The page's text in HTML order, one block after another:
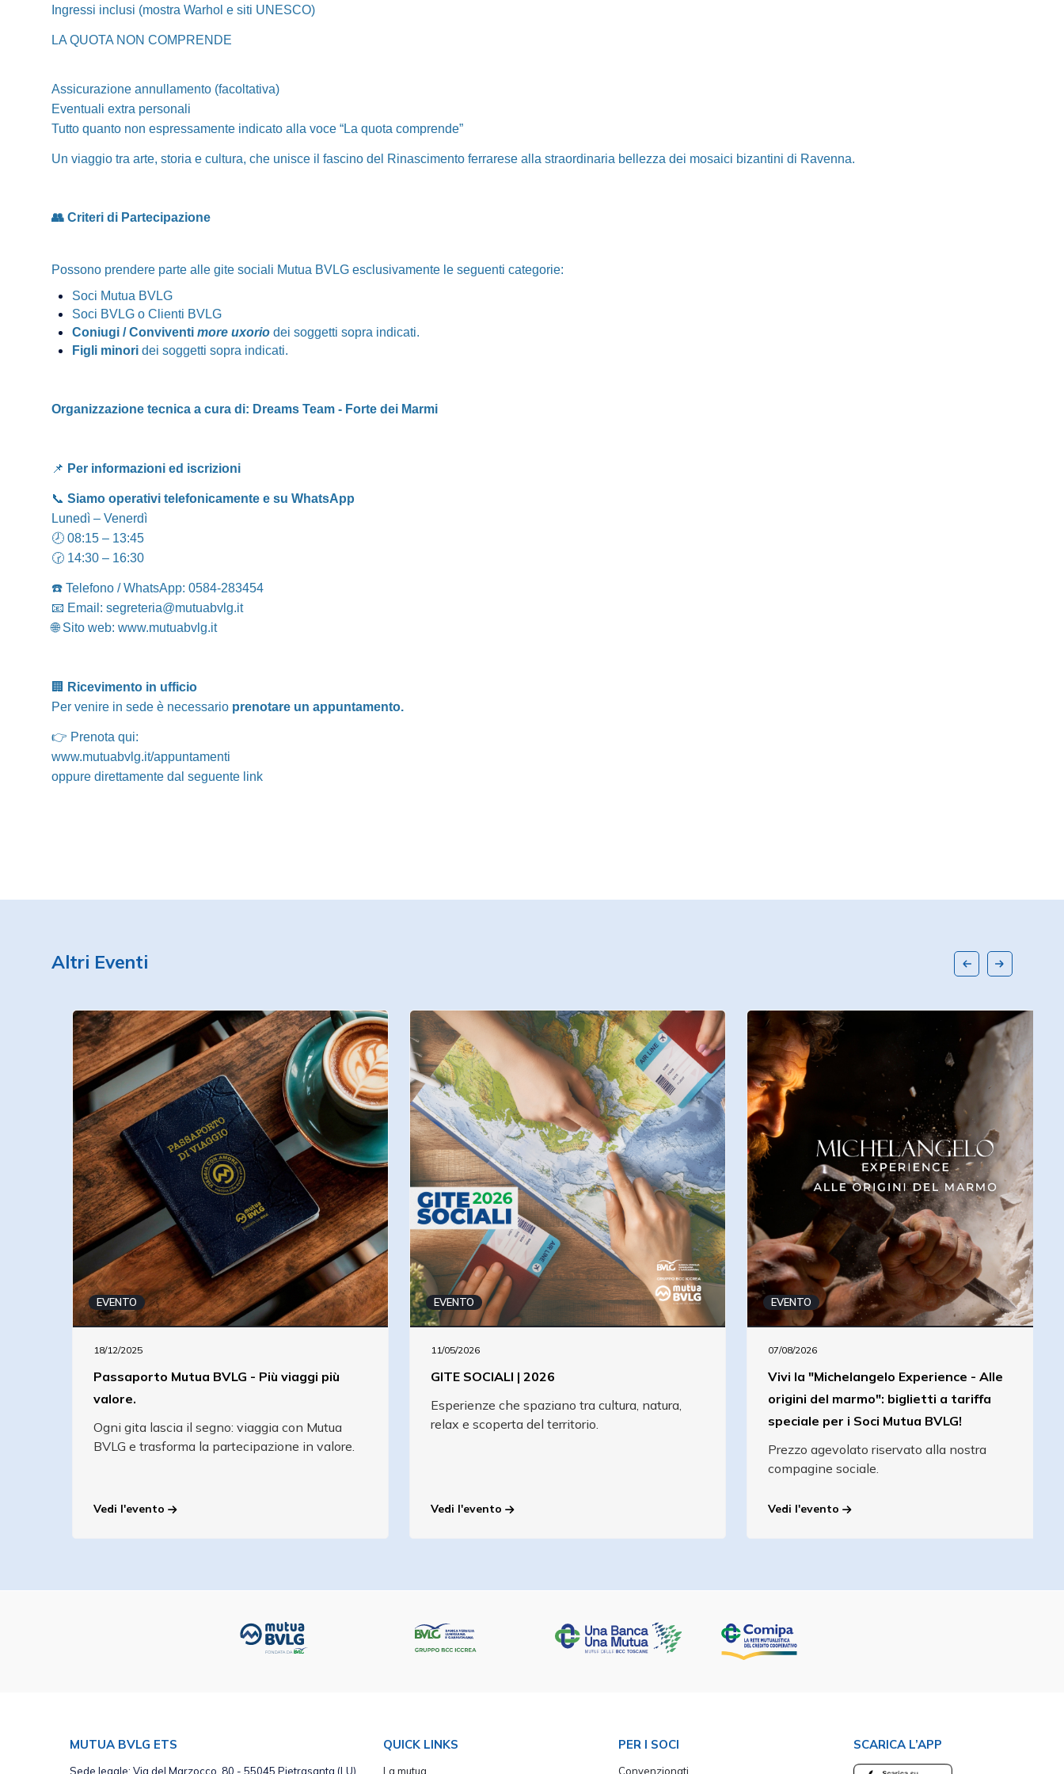
Ingressi inclusi (mostra Warhol e siti UNESCO)
LA QUOTA NON COMPRENDE
Assicurazione annullamento (facoltativa)
Eventuali extra personali
Tutto quanto non espressamente indicato alla voce “La quota comprende”
Un viaggio tra arte, storia e cultura, che unisce il fascino del Rinascimento ferrarese alla straordinaria bellezza dei mosaici bizantini di Ravenna.
👥 Criteri di Partecipazione
Possono prendere parte alle gite sociali Mutua BVLG esclusivamente le seguenti categorie:
Soci Mutua BVLG
Soci BVLG o Clienti BVLG
Coniugi / Conviventi more uxorio dei soggetti sopra indicati.
Figli minori dei soggetti sopra indicati.
Organizzazione tecnica a cura di: Dreams Team - Forte dei Marmi
📌 Per informazioni ed iscrizioni
📞 Siamo operativi telefonicamente e su WhatsApp
Lunedì – Venerdì
🕗 08:15 – 13:45
🕝 14:30 – 16:30
☎️ Telefono / WhatsApp: 0584-283454
📧 Email: segreteria@mutuabvlg.it
🌐 Sito web: www.mutuabvlg.it
🏢
Ricevimento in ufficio
Per venire in sede è necessario prenotare un appuntamento.
👉 Prenota qui:
www.mutuabvlg.it/appuntamenti
oppure direttamente dal seguente link
Altri Eventi
EVENTO
18/12/2025
Passaporto Mutua BVLG - Più viaggi più
valore.
Ogni gita lascia il segno: viaggia con Mutua
BVLG e trasforma la partecipazione in valore.
Vedi l'evento
EVENTO
11/05/2026
GITE SOCIALI | 2026
Esperienze che spaziano tra cultura, natura,
relax e scoperta del territorio.
Vedi l'evento
EVENTO
07/08/2026
Vivi la "Michelangelo Experience - Alle
origini del marmo": biglietti a tariffa
speciale per i Soci Mutua BVLG!
Prezzo agevolato riservato alla nostra
compagine sociale.
Vedi l'evento
MUTUA BVLG ETS
Sede legale: Via del Marzocco, 80 - 55045 Pietrasanta (LU)
QUICK LINKS
La mutua
PER I SOCI
Convenzionati
SCARICA L’APP